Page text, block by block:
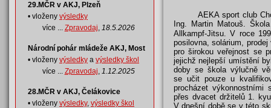
AEKA sport club
Ing. Martin Matouš.
Allkampf-Jitsu. V roce
posilovna, solárium,
pro širokou veřejnost se
jejichž nejlepší umístění
doby se škola výlučně
se učit pouze u
procházet
přes dvacet držitelů 1.
V dnešní době se v této
29.MČR v AKJ, Plzeň
• vloženy výsledky
více ... Zpravodaj, 18.5.2026
Národní pohár mládeže AKJ, Most
• vloženy výsledky a výsledky škol
více ... Zpravodaj, 1.12.2025
28.MČR v AKJ, Čelákovice
• vloženy výsledky, výsledky škol